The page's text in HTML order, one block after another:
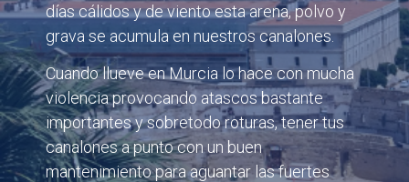
días cálidos y de viento esta arena, polvo y
grava se acumula en nuestros canalones.
Cuando llueve en Murcia lo hace con mucha
violencia provocando atascos bastante
importantes y sobretodo roturas, tener tus
canalones a punto con un buen
mantenimiento para aguantar las fuertes